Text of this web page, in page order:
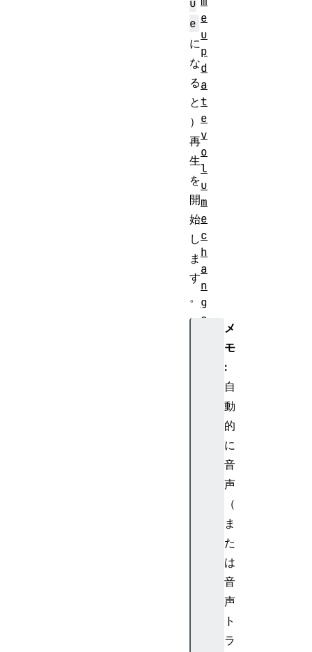
u
e
に
な
る
と
）
再
生
を
開
始
し
ま
す
。
メ
モ
:
自
動
的
に
音
声
（
ま
た
は
音
声
ト
ラ
e
u
p
d
a
t
e
v
o
l
u
m
e
c
h
a
n
g
e